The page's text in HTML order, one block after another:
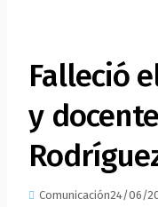
Falleció
y
Comunicación24/06/